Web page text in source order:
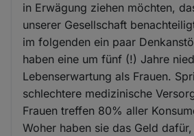
in Erwägung ziehen möchten,
unserer Gesellschaft
im folgenden ein paar
haben eine um fünf (!) Jahre
Lebenserwartung als Frauen.
schlechtere medizinische
Frauen treffen 80% aller
Woher haben sie das Geld